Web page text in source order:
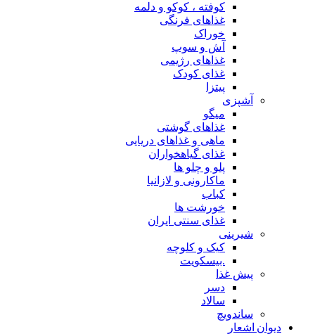
کوفته ، کوکو و دلمه
غذاهای فرنگی
خوراک
آش و سوپ
غذاهای رژیمی
غذای کودک
پیتزا
آشپزی
میگو
غذاهای گوشتی
ماهی و غذاهای دریایی
غذای گیاهخواران
پلو و چلو ها
ماکارونی و لازانیا
کباب
خورشت ها
غذای سنتی ایران
شیرینی
کیک و کلوچه
.بیسکویت
پیش غذا
دسر
سالاد
ساندویچ
دیوان اشعار